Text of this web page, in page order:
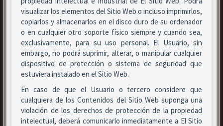
visualizar los elementos del Sitio Web o incluso imprimirlos,
copiarlos y almacenarlos en el disco duro de su ordenador
o en cualquier otro soporte físico siempre y cuando sea,
exclusivamente, para su uso personal. El Usuario, sin
embargo, no podrá suprimir, alterar, o manipular cualquier
dispositivo de protección o sistema de seguridad que
estuviera instalado en el Sitio Web.
En caso de que el Usuario o tercero considere que
cualquiera de los Contenidos del Sitio Web suponga una
violación de los derechos de protección de la propiedad
intelectual, deberá comunicarlo inmediatamente a El Sitio